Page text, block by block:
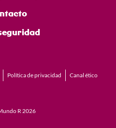
Política de privacidad Canal ético
R 2026